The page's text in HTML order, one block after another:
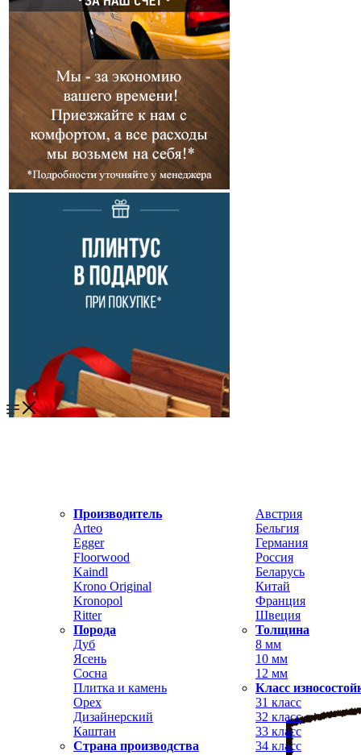
Производитель
Arteo
Egger
Floorwood
Kaindl
Krono Original
Kronopol
Ritter
Порода
Дуб
Ясень
Сосна
Плитка и камень
Орех
Дизайнерский
Каштан
Страна производства
Австрия
Бельгия
Германия
Россия
Беларусь
Китай
Франция
Швеция
Толщина
8 мм
10 мм
12 мм
Класс
31 класс
32 класс
33 класс
34 класс